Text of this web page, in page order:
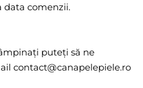
data comenzii.
puteți să ne
contact@canapelepiele.ro